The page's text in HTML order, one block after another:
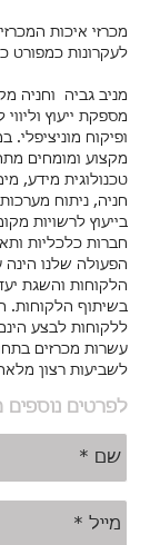
מכרזי איכות
לעקרונות כמפורט
מניב גביה וחניה
מספקת ייעוץ
ופיקוח
טכנולוגית מידע,
חניה, ניתוח
בייעוץ לרשויות
חברות כלכליות
הפעולה שלנו
הלקוחות והשגת
בשיתוף הלקוחות.
ללקוחות לבצע
עשרות מכרזים
לשביעות רצון
לפרטים